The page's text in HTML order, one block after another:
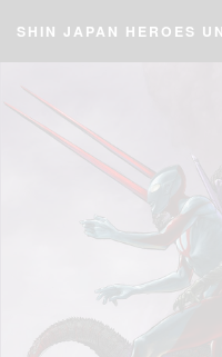
SHIN JAPAN HEROES